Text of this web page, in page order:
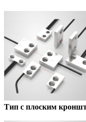
Тип с плоским